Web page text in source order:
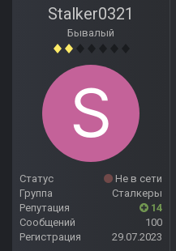
Stalker0321
Бывалый
Статус
Не в сети
Группа
Сталкеры
Репутация
14
Сообщений
100
Регистрация
29.07.2023